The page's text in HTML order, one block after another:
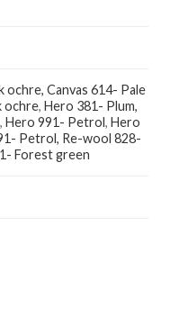
ochre, Canvas 614- Pale
ochre,Hero 381- Plum,
,Hero 991- Petrol,Hero
Petrol, Re-wool 828-
Forest green